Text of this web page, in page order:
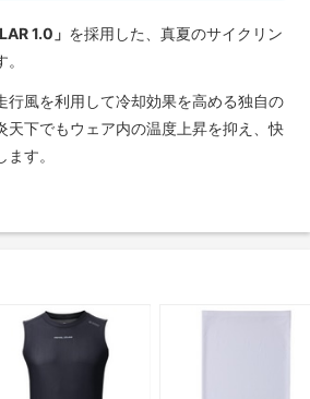
1.0」 を採用した、真夏のサイクリン
行風を利用して冷却効果を高める独自の
天下でもウェア内の温度上昇を抑え、快
す。